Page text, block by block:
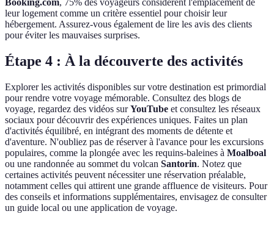
Booking.com, 75% des voyageurs considèrent l'emplacement de
leur logement comme un critère essentiel pour choisir leur
hébergement. Assurez-vous également de lire les avis des clients
pour éviter les mauvaises surprises.
Étape 4 : À la découverte des activités
Explorer les activités disponibles sur votre destination est primordial
pour rendre votre voyage mémorable. Consultez des blogs de
voyage, regardez des vidéos surYouTube et consultez les réseaux
sociaux pour découvrir des expériences uniques. Faites un plan
d'activités équilibré, en intégrant des moments de détente et
d'aventure. N'oubliez pas de réserver à l'avance pour les excursions
populaires, comme la plongée avec les requins-baleines à Moalboal
ou une randonnée au sommet du volcan Santorin. Notez que
certaines activités peuvent nécessiter une réservation préalable,
notamment celles qui attirent une grande affluence de visiteurs. Pour
des conseils et informations supplémentaires, envisagez de consulter
un guide local ou une application de voyage.